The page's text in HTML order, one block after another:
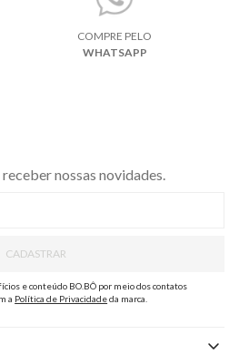
COMPRE PELO
WHATSAPP
nossas novidades.
CADASTRAR
e conteúdo BO.BÔ por meio dos contatos
a Política de Privacidadeda marca.